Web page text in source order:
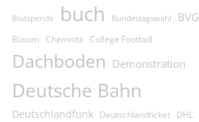
Blutspende buch Bundestagswahl BVG
Büsum Chemnitz College Football
Dachboden Demonstration
Deutsche Bahn
Deutschlandfunk Deutschlandticket DHL